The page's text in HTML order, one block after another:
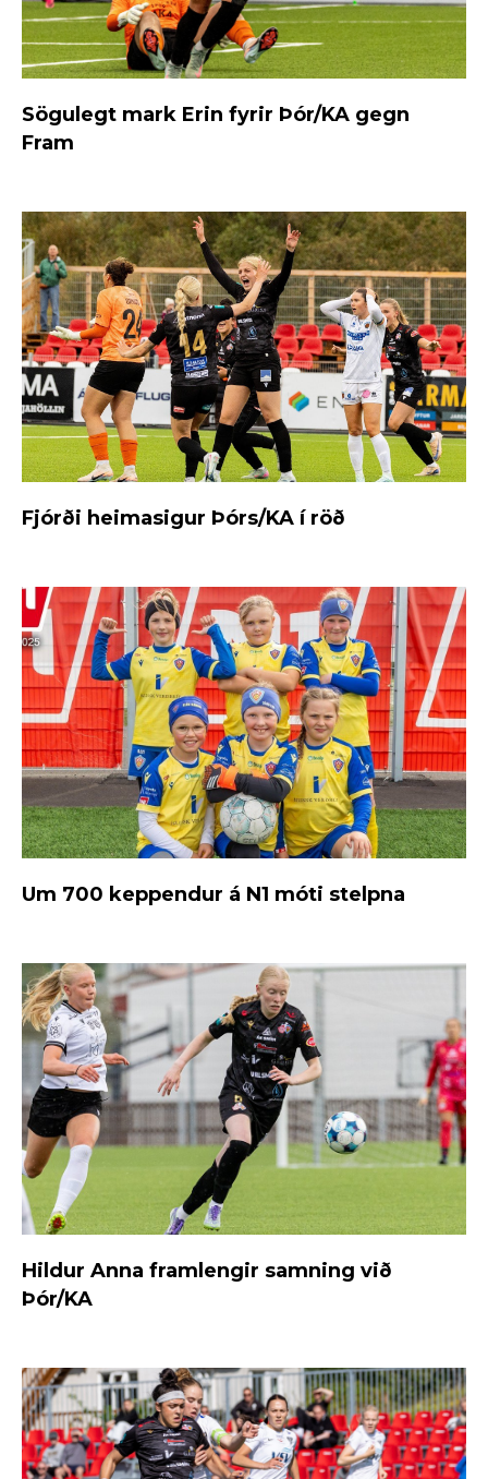
Sögulegt mark Erin fyrir Þór/KA gegn
Fram
Fjórði heimasigur Þórs/KA í röð
Um 700 keppendur á N1 móti stelpna
Hildur Anna framlengir samning við
Þór/KA